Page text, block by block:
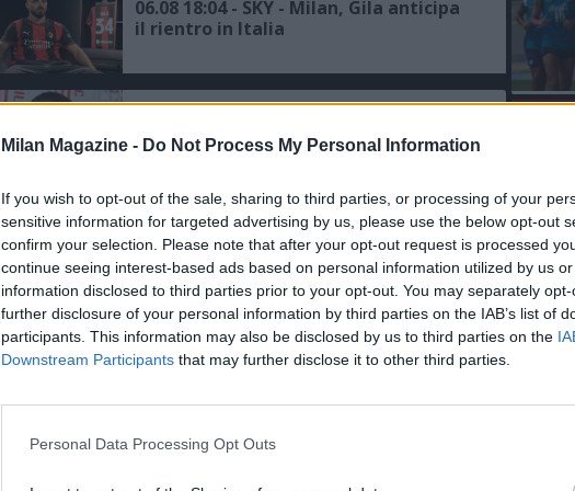
Milan Magazine - Do Not Process My Personal Information
If you wish to opt-out of the sale, sharing to third parties, or processing of your
sensitive information for targeted advertising by us, please use the below opt-out
confirm your selection. Please note that after your opt-out request is processed
continue seeing interest-based ads based on personal information utilized by us
information disclosed to third parties prior to your opt-out. You may separately
further disclosure of your personal information by third parties on the IAB’s list of
participants. This information may also be disclosed by us to third parties on the
Downstream Participants that may further disclose it to other third parties.
Personal Data Processing Opt Outs
06.08 18:04 - SKY - Milan, Gila anticipa
il rientro in Italia
06.08 15:48 - CALCIOMERCATO - Milan,
ancora zero uscite sul mercato, per i
bookie (a 1,57) Fofana sarà il primo a
06.08 13:01 - SKY - Milan, rifiutata
un'offerta del Galatasaray per Leao
06.08 11:31 - MEDIASET - Il Galatasaray
ci riprova per Leao: pronta la prima
offerta al Milan
qualità per giocare in questo Milan"